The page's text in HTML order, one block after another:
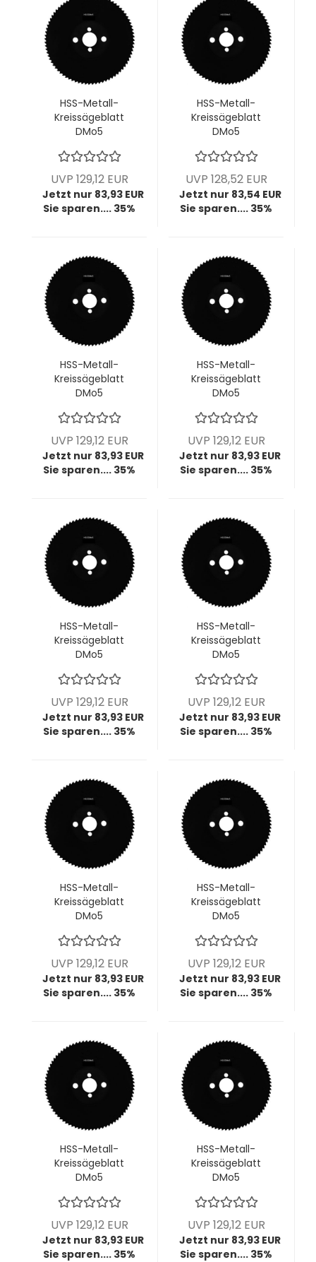
HSS-Metall-
Kreissägeblatt
DMo5
225x2,0x32 mm,
z150, BW T4,7, VPE
= 1 Stück
UVP 129,12 EUR
Jetzt nur 83,93 EUR
Sie sparen.... 35%
HSS-Metall-
Kreissägeblatt
DMo5
225x2,0x32 mm,
z220, BW T3, VPE =
1 Stück
UVP 128,52 EUR
Jetzt nur 83,54 EUR
Sie sparen.... 35%
HSS-Metall-
Kreissägeblatt
DMo5
225x2,0x32 mm,
z120, HZ T6, VPE = 1
Stück
UVP 129,12 EUR
Jetzt nur 83,93 EUR
Sie sparen.... 35%
HSS-Metall-
Kreissägeblatt
DMo5
225x2,0x32 mm,
z120, HZ T6, VPE = 1
Stück
UVP 129,12 EUR
Jetzt nur 83,93 EUR
Sie sparen.... 35%
HSS-Metall-
Kreissägeblatt
DMo5
225x2,0x32 mm,
z220, BW T3, VPE =
1 Stück
UVP 129,12 EUR
Jetzt nur 83,93 EUR
Sie sparen.... 35%
HSS-Metall-
Kreissägeblatt
DMo5
225x2,0x40 mm,
z90, HZ T8, VPE = 1
Stück
UVP 129,12 EUR
Jetzt nur 83,93 EUR
Sie sparen.... 35%
HSS-Metall-
Kreissägeblatt
DMo5
225x2,0x40 mm,
z150, BW T4,7, VPE
= 1 Stück
UVP 129,12 EUR
Jetzt nur 83,93 EUR
Sie sparen.... 35%
HSS-Metall-
Kreissägeblatt
DMo5
225x2,0x40 mm,
z120, HZ T6, VPE = 1
Stück
UVP 129,12 EUR
Jetzt nur 83,93 EUR
Sie sparen.... 35%
HSS-Metall-
Kreissägeblatt
DMo5
225x2,0x40 mm,
z180, BW T4, VPE = 1
Stück
UVP 129,12 EUR
Jetzt nur 83,93 EUR
Sie sparen.... 35%
HSS-Metall-
Kreissägeblatt
DMo5
225x2,0x40 mm,
z220, BW T3, VPE =
1 Stück
UVP 129,12 EUR
Jetzt nur 83,93 EUR
Sie sparen.... 35%